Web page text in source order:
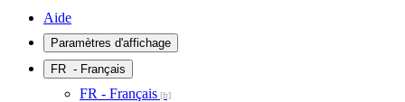
Aide
Paramètres d'affichage
FR - Français
FR - Français